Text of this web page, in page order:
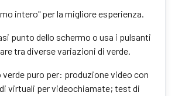
intero" per la migliore esperienza.
punto dello schermo o usa i pulsanti
tra diverse variazioni di verde.
verde puro per: produzione video con
virtuali per videochiamate; test di